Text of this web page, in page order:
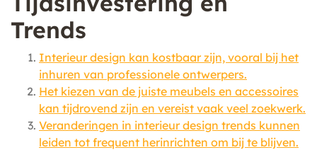
Trends
Interieur design kan kostbaar zijn, vooral bij het
inhuren van professionele ontwerpers.
Het kiezen van de juiste meubels en accessoires
kan tijdrovend zijn en vereist vaak veel zoekwerk.
Veranderingen in interieur design trends kunnen
leiden tot frequent herinrichten om bij te blijven.